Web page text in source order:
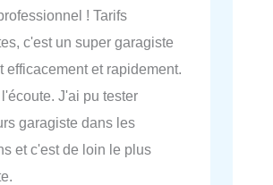
! Tarifs
c'est un super garagiste
efficacement et rapidement.
J'ai pu tester
garagiste dans les
et c'est de loin le plus